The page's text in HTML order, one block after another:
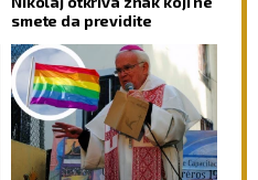
smete da previdite